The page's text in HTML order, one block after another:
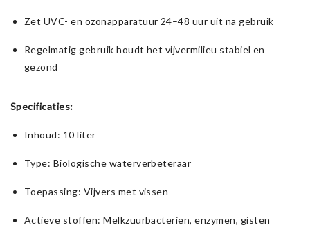
Zet UVC- en ozonapparatuur 24–48 uur uit na gebruik
Regelmatig gebruik houdt het vijvermilieu stabiel en
gezond
Specificaties:
Inhoud: 10 liter
Type: Biologische waterverbeteraar
Toepassing: Vijvers met vissen
Actieve stoffen: Melkzuurbacteriën, enzymen, gisten